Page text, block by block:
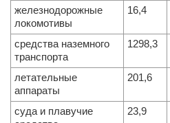
железнодорожные
локомотивы
16,4
средства наземного
транспорта
1298,3
летательные
аппараты
201,6
суда и плавучие
23,9